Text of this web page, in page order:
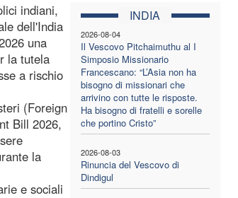
INDIA
2026-08-04
Il Vescovo Pitchaimuthu al I
Simposio Missionario
Francescano: “L’Asia non ha
bisogno di missionari che
arrivino con tutte le risposte.
Ha bisogno di fratelli e sorelle
che portino Cristo”
2026-08-03
Rinuncia del Vescovo di
Dindigul
indiani,
dell'India
una
la tutela
a rischio
(Foreign
Bill 2026,
la
e sociali